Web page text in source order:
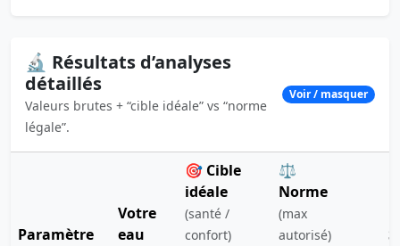
🔬 Résultats d’analyses
détaillés
Valeurs brutes + “cible idéale” vs “norme
légale”.
Voir / masquer
Paramètre
Votre
eau
🎯 Cible
idéale
(santé /
confort)
⚖️
Norme
(max
autorisé)